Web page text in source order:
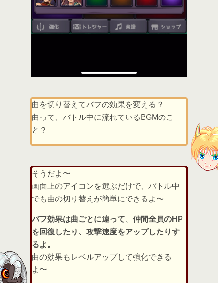
曲を切り替えてバフの効果を変える？
曲って、バトル中に流れているBGMのこ
と？
そうだよ〜
画面上のアイコンを選ぶだけで、バトル中
でも曲の切り替えが簡単にできるよ〜
バフ効果は曲ごとに違って、仲間全員のHP
を回復したり、攻撃速度をアップしたりす
るよ。
曲の効果もレベルアップして強化できる
よ〜